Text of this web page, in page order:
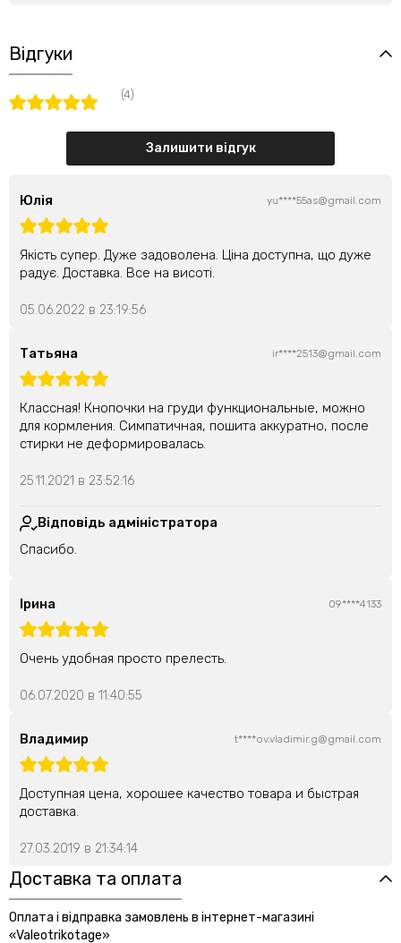
Відгуки
(4)
Залишити відгук
Юлія yu****55as@gmail.com
Якість супер. Дуже задоволена. Ціна доступна, що дуже
радує. Доставка. Все на висоті.
05.06.2022 в 23:19:56
Татьяна ir****2513@gmail.com
Классная! Кнопочки на груди функциональные, можно
для кормления. Симпатичная, пошита аккуратно, после
стирки не деформировалась.
25.11.2021 в 23:52:16
Відповідь адміністратора
Спасибо.
Ірина 09****4133
Очень удобная просто прелесть.
06.07.2020 в 11:40:55
Владимир t****ov.vladimir.g@gmail.com
Доступная цена, хорошее качество товара и быстрая
доставка.
27.03.2019 в 21:34:14
Доставка та оплата
Оплата і відправка замовлень в інтернет-магазині
«Valeotrikotage»